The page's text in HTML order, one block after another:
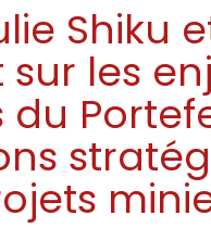
Shiku
les
du